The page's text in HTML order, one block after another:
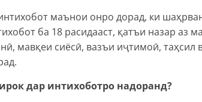
маънои онро дорад, ки
ба 18 расидааст, қатъи назар аз
мавқеи сиёсӣ, вазъи иҷтимоӣ, таҳсил
дар интихоботро надоранд?